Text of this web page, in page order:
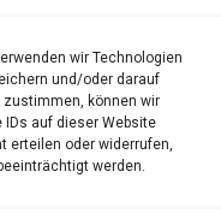
wir Technologien
und/oder darauf
zustimmen, können wir
IDs auf dieser Website
erteilen oder widerrufen,
werden.